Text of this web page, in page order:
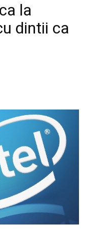
la
dintii ca